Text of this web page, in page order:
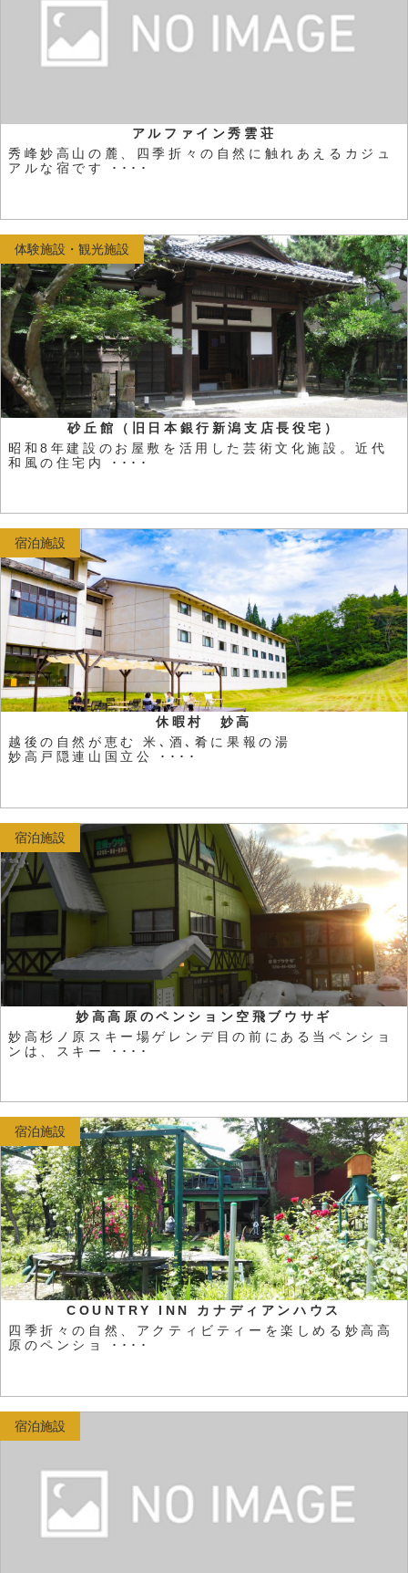
アルファイン秀雲荘
秀峰妙高山の麓、四季折々の自然に触れあえるカジュ
アルな宿です ････
砂丘館（旧日本銀行新潟支店長役宅）
昭和8年建設のお屋敷を活用した芸術文化施設。近代
和風の住宅内 ････
体験施設・観光施設
休暇村 妙高
越後の自然が恵む 米､酒､肴に果報の湯
妙高戸隠連山国立公 ････
宿泊施設
妙高高原のペンション空飛ブウサギ
妙高杉ノ原スキー場ゲレンデ目の前にある当ペンショ
ンは、スキー ････
宿泊施設
COUNTRY INN カナディアンハウス
四季折々の自然、アクティビティーを楽しめる妙高高
原のペンショ ････
宿泊施設
宿泊施設